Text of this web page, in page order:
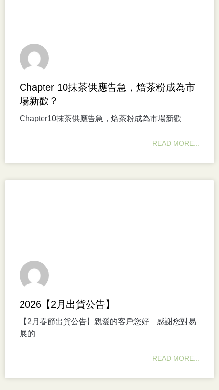
Chapter 10抹茶供應告急，焙茶粉成為市
場新歡？
Chapter10抹茶供應告急，焙茶粉成為市場新歡
READ MORE...
2026【2月出貨公告】
【2月春節出貨公告】親愛的客戶您好！感謝您對易
展的
READ MORE...